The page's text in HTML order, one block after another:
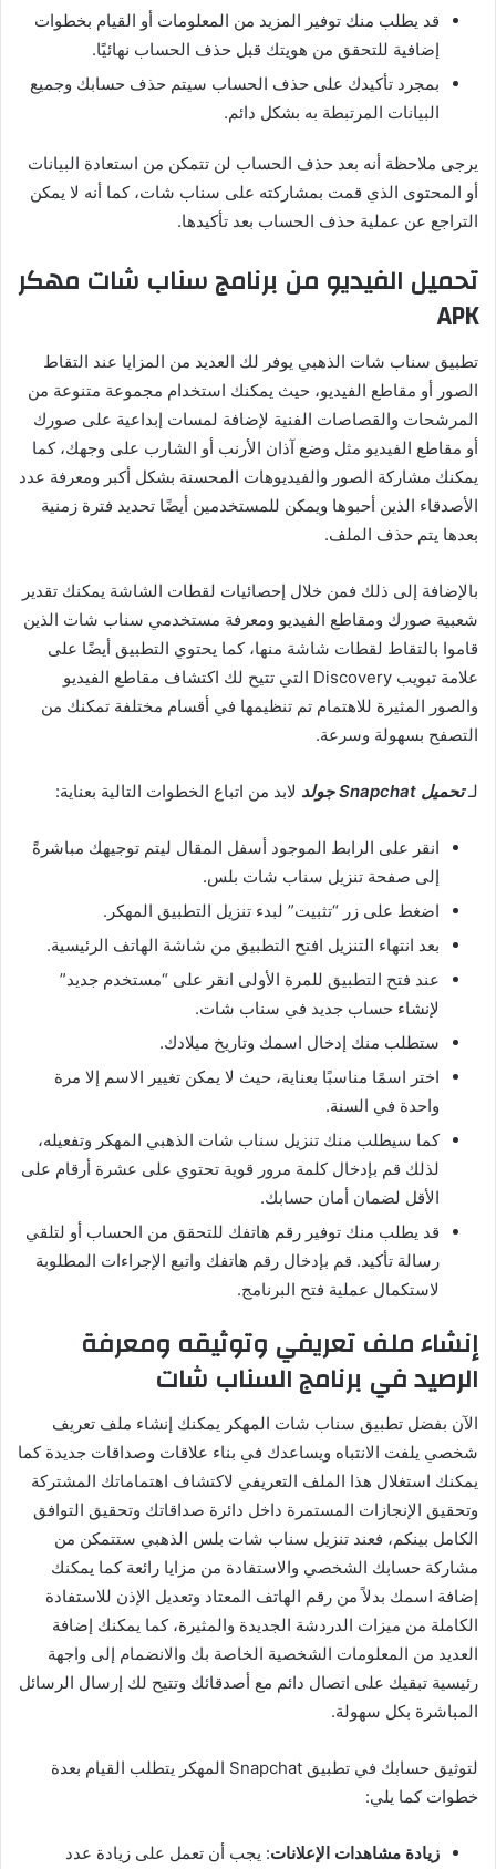
قد يطلب منك توفير المزيد من المعلومات أو القيام بخطوات
إضافية للتحقق من هويتك قبل حذف الحساب نهائيًا.
بمجرد تأكيدك على حذف الحساب سيتم حذف حسابك وجميع
البيانات المرتبطة به بشكل دائم.
يرجى ملاحظة أنه بعد حذف الحساب لن تتمكن من استعادة البيانات
أو المحتوى الذي قمت بمشاركته على سناب شات، كما أنه لا يمكن
التراجع عن عملية حذف الحساب بعد تأكيدها.
تحميل الفيديو من برنامجسناب شات مهكر
APK
تطبيق سناب شات الذهبي يوفر لك العديد من المزايا عند التقاط
الصور أو مقاطع الفيديو، حيث يمكنك استخدام مجموعة متنوعة من
المرشحات والقصاصات الفنية لإضافة لمسات إبداعية على صورك
أو مقاطع الفيديو مثل وضع آذان الأرنب أو الشارب على وجهك، كما
يمكنك مشاركة الصور والفيديوهات المحسنة بشكل أكبر ومعرفة عدد
الأصدقاء الذين أحبوها ويمكن للمستخدمين أيضًا تحديد فترة زمنية
بعدها يتم حذف الملف.
بالإضافة إلى ذلك فمن خلال إحصائيات لقطات الشاشة يمكنك تقدير
شعبية صورك ومقاطع الفيديو ومعرفة مستخدمي سناب شات الذين
قاموا بالتقاط لقطات شاشة منها، كما يحتوي التطبيق أيضًا على
علامة تبويب
التي تتيح لك اكتشاف مقاطع الفيديو
والصور المثيرة للاهتمام تم تنظيمها في أقسام مختلفة تمكنك من
التصفح بسهولة وسرعة.
لـتحميل Snapchat جولد لابد من اتباع الخطوات التالية بعناية:
انقر على الرابط الموجود أسفل المقال ليتم توجيهك مباشرةً
إلى صفحة تنزيل سناب شات بلس.
اضغط على زر “تثبيت” لبدء تنزيل التطبيق المهكر .
بعد انتهاء التنزيل افتح التطبيق من شاشة الهاتف الرئيسية.
عند فتح التطبيق للمرة الأولى انقر على “مستخدم جديد”
لإنشاء حساب جديد في سناب شات.
ستطلب منك إدخال اسمك وتاريخ ميلادك.
اختر اسمًا مناسبًا بعناية، حيث لا يمكن تغيير الاسم إلا مرة
واحدة في السنة.
كما سيطلب منك تنزيل سناب شات الذهبي المهكر وتفعيله،
لذلك قم بإدخال كلمة مرور قوية تحتوي على عشرة أرقام على
الأقل لضمان أمان حسابك.
قد يطلب منك توفير رقم هاتفك للتحقق من الحساب أو لتلقي
رسالة تأكيد. قم بإدخال رقم هاتفك واتبع الإجراءات المطلوبة
لاستكمال عملية فتح البرنامج.
إنشاءملفتعريفي وتوثيقه ومعرفة
الرصيدفي برنامجالسناب شات
الآن بفضل تطبيق سناب شات المهكر يمكنك إنشاء ملف تعريف
شخصي يلفت الانتباه ويساعدك في بناء علاقات وصداقات جديدة كما
يمكنك استغلال هذا الملف التعريفي لاكتشاف اهتماماتك المشتركة
وتحقيق الإنجازات المستمرة داخل دائرة صداقاتك وتحقيق التوافق
الكامل بينكم، فعند تنزيل سناب شات بلس الذهبي ستتمكن من
مشاركة حسابك الشخصي والاستفادة من مزايا رائعة كما يمكنك
إضافة اسمك بدلاً من رقم الهاتف المعتاد وتعديل الإذن للاستفادة
الكاملة من ميزات الدردشة الجديدة والمثيرة، كما يمكنك إضافة
العديد من المعلومات الشخصية الخاصة بك والانضمام إلى واجهة
رئيسية تبقيك على اتصال دائم مع أصدقائك وتتيح لك إرسال الرسائل
المباشرة بكل سهولة.
لتوثيق حسابك في تطبيق
المهكر يتطلب القيام بعدة
خطوات كما يلي:
زيادة مشاهدات الإعلانات: يجب أن تعمل على زيادة عدد